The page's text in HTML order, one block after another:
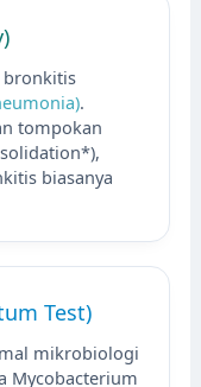
bronkitis
.
tompokan
biasanya
Test)
mikrobiologi
Mycobacterium